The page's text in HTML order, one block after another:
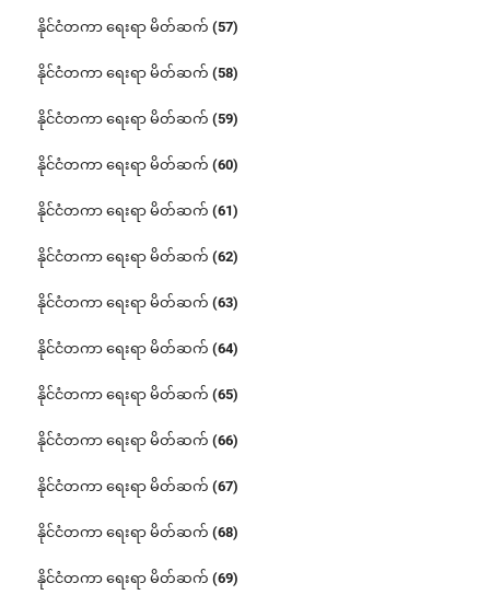
နိုင်ငံတကာ ရေးရာ မိတ်ဆက် (57)
နိုင်ငံတကာ ရေးရာ မိတ်ဆက် (58)
နိုင်ငံတကာ ရေးရာ မိတ်ဆက် (59)
နိုင်ငံတကာ ရေးရာ မိတ်ဆက် (60)
နိုင်ငံတကာ ရေးရာ မိတ်ဆက် (61)
နိုင်ငံတကာ ရေးရာ မိတ်ဆက် (62)
နိုင်ငံတကာ ရေးရာ မိတ်ဆက် (63)
နိုင်ငံတကာ ရေးရာ မိတ်ဆက် (64)
နိုင်ငံတကာ ရေးရာ မိတ်ဆက် (65)
နိုင်ငံတကာ ရေးရာ မိတ်ဆက် (66)
နိုင်ငံတကာ ရေးရာ မိတ်ဆက် (67)
နိုင်ငံတကာ ရေးရာ မိတ်ဆက် (68)
နိုင်ငံတကာ ရေးရာ မိတ်ဆက် (69)